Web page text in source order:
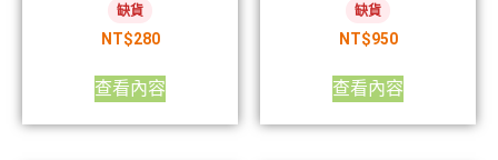
缺貨
NT$280
查看內容
缺貨
NT$950
查看內容